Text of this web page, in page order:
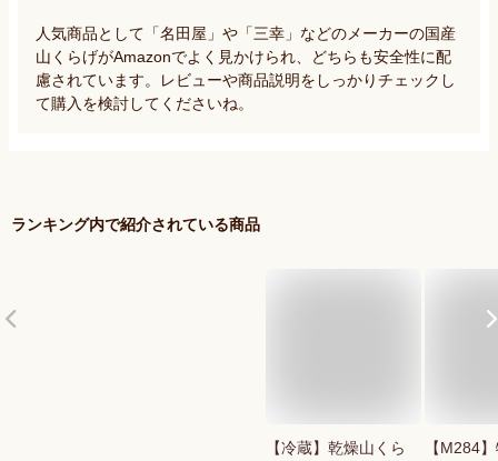
人気商品として「名田屋」や「三幸」などのメーカーの国産
山くらげがAmazonでよく見かけられ、どちらも安全性に配
慮されています。レビューや商品説明をしっかりチェックし
て購入を検討してくださいね。
ランキング内で紹介されている商品
【冷蔵】乾燥山くら
【M284